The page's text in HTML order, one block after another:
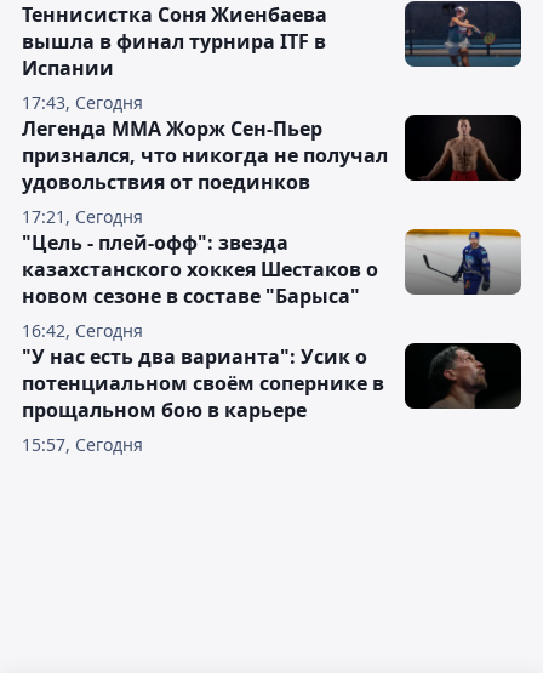
17:43, Сегодня
Теннисистка Соня Жиенбаева
вышла в финал турнира ITF в
Испании
17:21, Сегодня
Легенда ММА Жорж Сен-Пьер
признался, что никогда не получал
удовольствия от поединков
16:42, Сегодня
"Цель - плей-офф": звезда
казахстанского хоккея Шестаков о
новом сезоне в составе "Барыса"
15:57, Сегодня
"У нас есть два варианта": Усик о
потенциальном своём сопернике в
прощальном бою в карьере